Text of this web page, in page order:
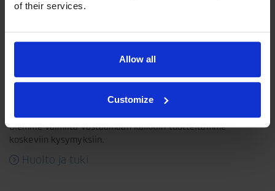
of their services.
Allow all
Customize
Olemme valmiita vastaamaan kaikkiin tuotteitamme
koskeviin kysymyksiin.
Huolto ja tuki